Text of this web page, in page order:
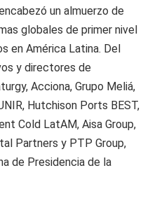
un almuerzo de
globales de primer nivel
en América Latina. Del
y directores de
Acciona, Grupo Meliá,
Hutchison Ports BEST,
Cold LatAM, Aisa Group,
Partners y PTP Group,
de Presidencia de la